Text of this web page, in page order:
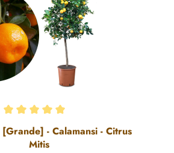
Bewertung von 5 von 5 Sternen
- Calamansi - Citrus
Mitis